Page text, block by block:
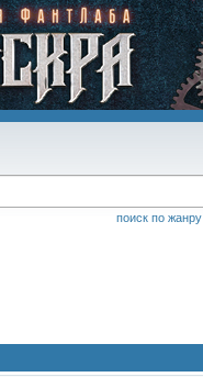
поиск по жанру